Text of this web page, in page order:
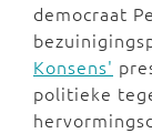
democraat
Konsens'
politieke